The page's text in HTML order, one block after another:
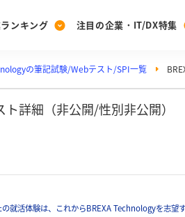
[27卒] 本選考体験記投稿キ
ンキング
みんなのDX企業就職ブラン
注目の企業・IT/DX特集
注目の企業特集
業研究
の筆記試験/Webテスト/SPI一覧
詳細（非公開/性別非公開）
就活体験は、これからBREXA Technologyを志望